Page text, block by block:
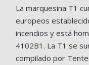
La marquesina T1
europeos
incendios y está
4102B1. La T1 se
compilado por